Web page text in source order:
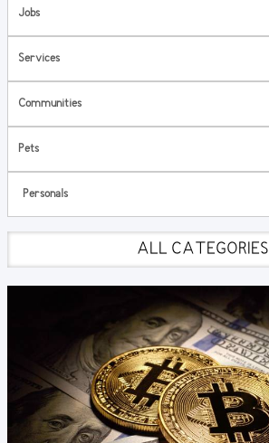
Jobs
Services
Communities
Pets
Personals
ALL CATEGORIES